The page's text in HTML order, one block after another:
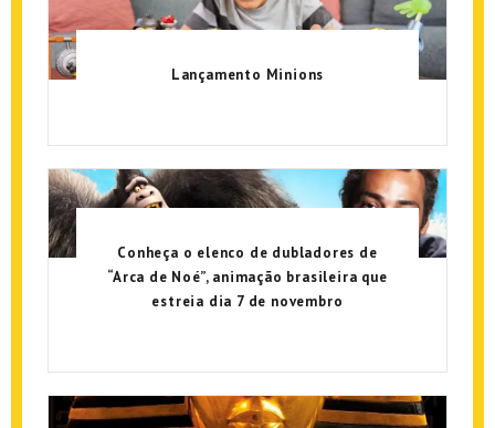
Lançamento Minions
Conheça o elenco de dubladores de
“Arca de Noé”, animação brasileira que
estreia dia 7 de novembro